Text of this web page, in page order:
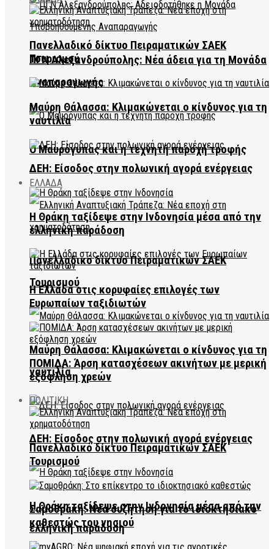
ΠΓΝ Αλεξανδρούπολης: Νέα άδεια για τη Μονάδα
Αναπαραγωγής
Ο Μαυρόγυπας και η τεχνητή παροχή τροφής
ΕΛΛΑΔΑ
Πανελλαδικό δίκτυο Πειραματικών ΣΑΕΚ
Τουρισμού
Μαύρη Θάλασσα: Κλιμακώνεται ο κίνδυνος για τη
ναυτιλία
ΔΕΗ: Είσοδος στην πολωνική αγορά ενέργειας
Η Θράκη ταξίδεψε στην Ινδονησία μέσα από την
ελληνική παράδοση
Πανελλαδικό δίκτυο Πειραματικών ΣΑΕΚ
Τουρισμού
Μαύρη Θάλασσα: Κλιμακώνεται ο κίνδυνος για τη
ναυτιλία
ΔΕΗ: Είσοδος στην πολωνική αγορά ενέργειας
Η Θράκη ταξίδεψε στην Ινδονησία μέσα από την
ελληνική παράδοση
Η Ελλάδα στις κορυφαίες επιλογές των
Ευρωπαίων ταξιδιωτών
ΠΟΜΙΔΑ: Άρση κατασχέσεων ακινήτων με μερική
εξόφληση χρεών
ΠΟΛΙΤΙΚΗ
Πανελλαδικό δίκτυο Πειραματικών ΣΑΕΚ
Τουρισμού
Σαμοθράκη: Νέα συζήτηση για το ιδιοκτησιακό
καθεστώς του νησιού